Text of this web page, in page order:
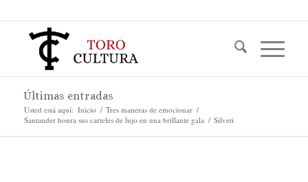
Últimas entradas
Usted está aquí: Inicio / Tres maneras de emocionar /
Santander honra sus carteles de lujo en una brillante gala / Silveti